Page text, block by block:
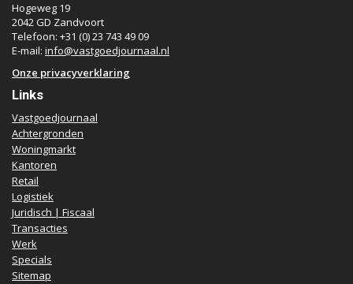
Hogeweg 19
2042 GD Zandvoort
Telefoon: +31 (0) 23 743 49 09
E-mail: info@vastgoedjournaal.nl
Onze privacyverklaring
Links
Vastgoedjournaal
Achtergronden
Woningmarkt
Kantoren
Retail
Logistiek
Juridisch | Fiscaal
Transacties
Werk
Specials
Sitemap